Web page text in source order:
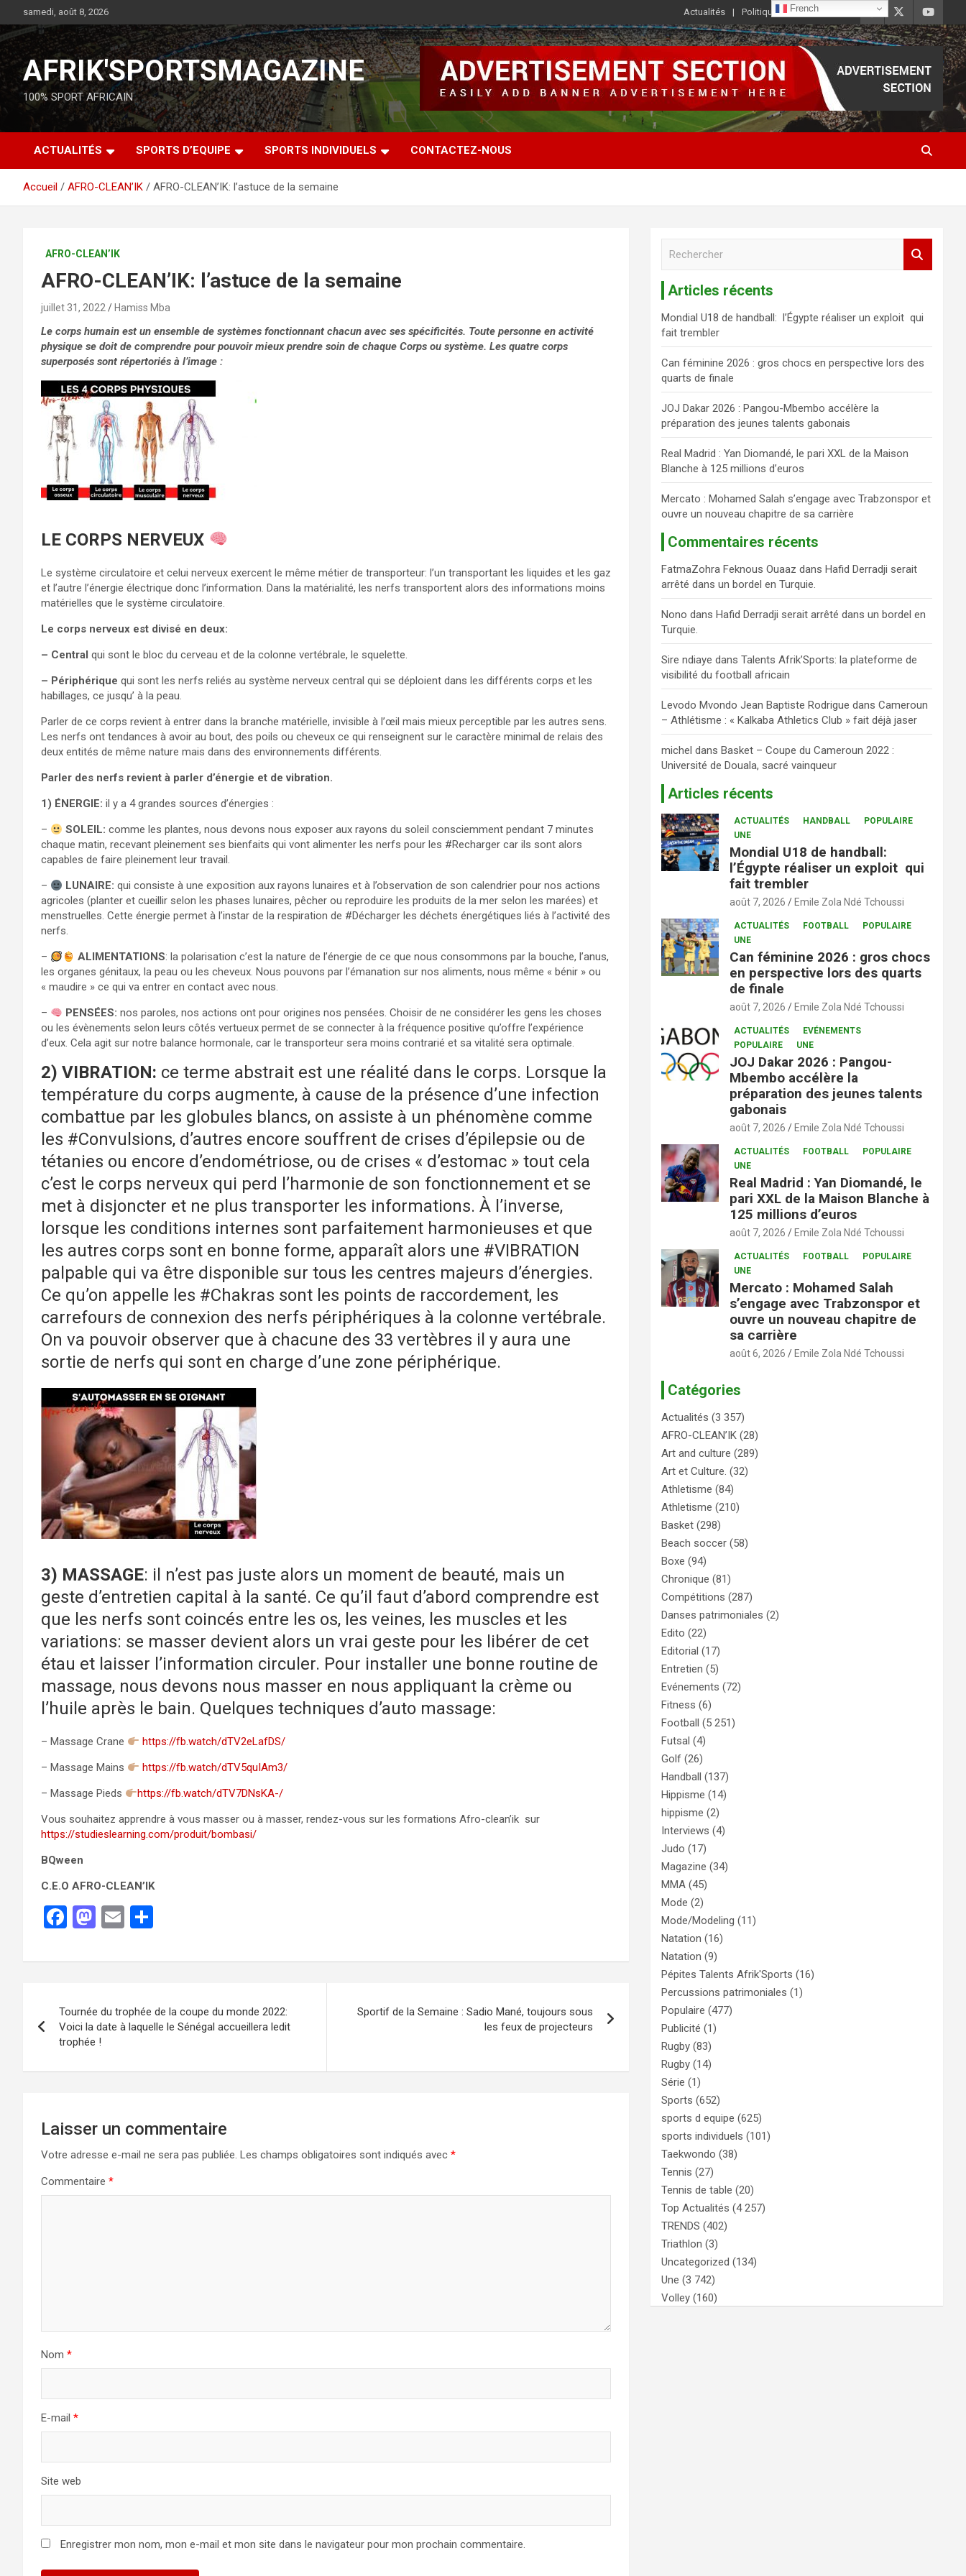
samedi, août 8, 2026 Actualités Politique de Confidentialité
AFRIK'SPORTSMAGAZINE
100% SPORT AFRICAIN
ACTUALITÉS SPORTS D’EQUIPE SPORTS INDIVIDUELS CONTACTEZ-NOUS
Accueil AFRO-CLEAN’IK AFRO-CLEAN’IK: l’astuce de la semaine
AFRO-CLEAN’IK
AFRO-CLEAN’IK: l’astuce de la semaine
juillet 31, 2022 Hamiss Mba
Le corps humain est un ensemble de systèmes fonctionnant chacun avec ses spécificités. Toute personne en activité
physique se doit de comprendre pour pouvoir mieux prendre soin de chaque Corps ou système. Les quatre corps
superposés sont répertoriés à l’image :
LE CORPS NERVEUX
Le système circulatoire et celui nerveux exercent le même métier de transporteur: l’un transportant les liquides et les gaz
et l’autre l’énergie électrique donc l’information. Dans la matérialité, les nerfs transportent alors des informations moins
matérielles que le système circulatoire.
Le corps nerveux est divisé en deux:
– Central qui sont le bloc du cerveau et de la colonne vertébrale, le squelette.
– Périphérique qui sont les nerfs reliés au système nerveux central qui se déploient dans les différents corps et les
habillages, ce jusqu’ à la peau.
Parler de ce corps revient à entrer dans la branche matérielle, invisible à l’œil mais mieux perceptible par les autres sens.
Les nerfs ont tendances à avoir au bout, des poils ou cheveux ce qui renseignent sur le caractère minimal de relais des
deux entités de même nature mais dans des environnements différents.
Parler des nerfs revient à parler d’énergie et de vibration.
1) ÉNERGIE: il y a 4 grandes sources d’énergies :
–
SOLEIL: comme les plantes, nous devons nous exposer aux rayons du soleil consciemment pendant 7 minutes
chaque matin, recevant pleinement ses bienfaits qui vont alimenter les nerfs pour les #Recharger car ils sont alors
capables de faire pleinement leur travail.
–
LUNAIRE: qui consiste à une exposition aux rayons lunaires et à l’observation de son calendrier pour nos actions
agricoles (planter et cueillir selon les phases lunaires, pêcher ou reproduire les produits de la mer selon les marées) et
menstruelles. Cette énergie permet à l’instar de la respiration de #Décharger les déchets énergétiques liés à l’activité des
nerfs.
–
ALIMENTATIONS: la polarisation c’est la nature de l’énergie de ce que nous consommons par la bouche, l’anus,
les organes génitaux, la peau ou les cheveux. Nous pouvons par l’émanation sur nos aliments, nous même « bénir » ou
« maudire » ce qui va entrer en contact avec nous.
–
PENSÉES: nos paroles, nos actions ont pour origines nos pensées. Choisir de ne considérer les gens les choses
ou les évènements selon leurs côtés vertueux permet de se connecter à la fréquence positive qu’offre l’expérience
d’eux. Cela agit sur notre balance hormonale, car le transporteur sera moins contrarié et sa vitalité sera optimale.
2) VIBRATION: ce terme abstrait est une réalité dans le corps. Lorsque la
température du corps augmente, à cause de la présence d’une infection
combattue par les globules blancs, on assiste à un phénomène comme
les #Convulsions, d’autres encore souffrent de crises d’épilepsie ou de
tétanies ou encore d’endométriose, ou de crises « d’estomac » tout cela
c’est le corps nerveux qui perd l’harmonie de son fonctionnement et se
met à disjoncter et ne plus transporter les informations. À l’inverse,
lorsque les conditions internes sont parfaitement harmonieuses et que
les autres corps sont en bonne forme, apparaît alors une #VIBRATION
palpable qui va être disponible sur tous les centres majeurs d’énergies.
Ce qu’on appelle les #Chakras sont les points de raccordement, les
carrefours de connexion des nerfs périphériques à la colonne vertébrale.
On va pouvoir observer que à chacune des 33 vertèbres il y aura une
sortie de nerfs qui sont en charge d’une zone périphérique.
3) MASSAGE: il n’est pas juste alors un moment de beauté, mais un
geste d’entretien capital à la santé. Ce qu’il faut d’abord comprendre est
que les nerfs sont coincés entre les os, les veines, les muscles et les
variations: se masser devient alors un vrai geste pour les libérer de cet
étau et laisser l’information circuler. Pour installer une bonne routine de
massage, nous devons nous masser en nous appliquant la crème ou
l’huile après le bain. Quelques techniques d’auto massage:
– Massage Crane
https://fb.watch/dTV2eLafDS/
– Massage Mains
https://fb.watch/dTV5quIAm3/
– Massage Pieds
https://fb.watch/dTV7DNsKA-/
Vous souhaitez apprendre à vous masser ou à masser, rendez-vous sur les formations Afro-clean’ik sur
https://studieslearning.com/produit/bombasi/
BQween
C.E.O AFRO-CLEAN’IK
F
ce
o
o
k
M
st
d
o
n
E
ail ta
er
Tournée du trophée de la coupe du monde 2022:
Voici la date à laquelle le Sénégal accueillera ledit
trophée !
Sportif de la Semaine : Sadio Mané, toujours sous
les feux de projecteurs
Laisser un commentaire
Votre adresse e-mail ne sera pas publiée. Les champs obligatoires sont indiqués avec *
Commentaire *
Nom *
E-mail *
Site web
Enregistrer mon nom, mon e-mail et mon site dans le navigateur pour mon prochain commentaire.
r
c
h
e
r
Articles récents
Mondial U18 de handball: l’Égypte réaliser un exploit qui
fait trembler
Can féminine 2026 : gros chocs en perspective lors des
quarts de finale
JOJ Dakar 2026 : Pangou-Mbembo accélère la
préparation des jeunes talents gabonais
Real Madrid : Yan Diomandé, le pari XXL de la Maison
Blanche à 125 millions d’euros
Mercato : Mohamed Salah s’engage avec Trabzonspor et
ouvre un nouveau chapitre de sa carrière
Commentaires récents
FatmaZohra Feknous Ouaaz dansHafid Derradji serait
arrêté dans un bordel en Turquie.
Nono dansHafid Derradji serait arrêté dans un bordel en
Turquie.
Sire ndiaye dansTalents Afrik’Sports: la plateforme de
visibilité du football africain
Levodo Mvondo Jean Baptiste Rodrigue dansCameroun
– Athlétisme : « Kalkaba Athletics Club » fait déjà jaser
michel dansBasket – Coupe du Cameroun 2022 :
Université de Douala, sacré vainqueur
Articles récents
ACTUALITÉS HANDBALL
POPULAIRE
UNE
Mondial U18 de handball:
l’Égypte réaliser un exploit qui
fait trembler
août 7, 2026 Emile Zola Ndé Tchoussi
ACTUALITÉS FOOTBALL
POPULAIRE
UNE
Can féminine 2026 : gros chocs
en perspective lors des quarts
de finale
août 7, 2026 Emile Zola Ndé Tchoussi
ACTUALITÉS
EVÉNEMENTS
POPULAIRE
UNE
JOJ Dakar 2026 : Pangou-
Mbembo accélère la
préparation des jeunes talents
gabonais
août 7, 2026 Emile Zola Ndé Tchoussi
ACTUALITÉS FOOTBALL
POPULAIRE
UNE
Real Madrid : Yan Diomandé, le
pari XXL de la Maison Blanche à
125 millions d’euros
août 7, 2026 Emile Zola Ndé Tchoussi
ACTUALITÉS FOOTBALL
POPULAIRE
UNE
Mercato : Mohamed Salah
s’engage avec Trabzonspor et
ouvre un nouveau chapitre de
sa carrière
août 6, 2026 Emile Zola Ndé Tchoussi
Catégories
Actualités (3 357)
AFRO-CLEAN’IK (28)
Art and culture (289)
Art et Culture. (32)
Athletisme (84)
Athletisme (210)
Basket (298)
Beach soccer (58)
Boxe (94)
Chronique (81)
Compétitions (287)
Danses patrimoniales (2)
Edito (22)
Editorial (17)
Entretien (5)
Evénements (72)
Fitness (6)
Football (5 251)
Futsal (4)
Golf (26)
Handball (137)
Hippisme (14)
hippisme (2)
Interviews (4)
Judo (17)
Magazine (34)
MMA (45)
Mode (2)
Mode/Modeling (11)
Natation (16)
Natation (9)
Pépites Talents Afrik'Sports (16)
Percussions patrimoniales (1)
Populaire (477)
Publicité (1)
Rugby (83)
Rugby (14)
Série (1)
Sports (652)
sports d equipe (625)
sports individuels (101)
Taekwondo (38)
Tennis (27)
Tennis de table (20)
Top Actualités (4 257)
TRENDS (402)
Triathlon (3)
Uncategorized (134)
Une (3 742)
Volley (160)
French